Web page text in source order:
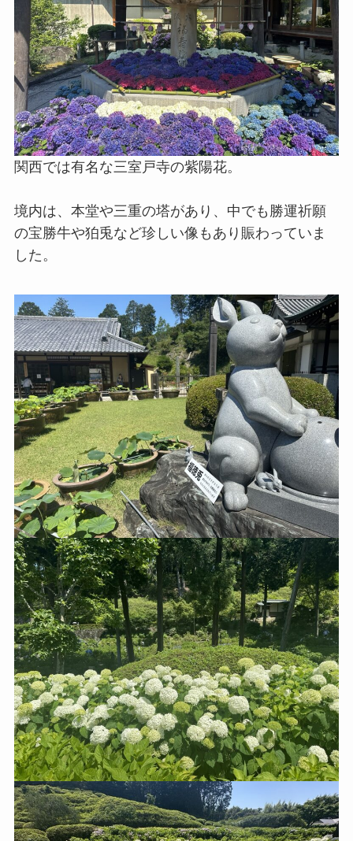
関西では有名な三室戸寺の紫陽花。
境内は、本堂や三重の塔があり、中でも勝運祈願
の宝勝牛や狛兎など珍しい像もあり賑わっていま
した。